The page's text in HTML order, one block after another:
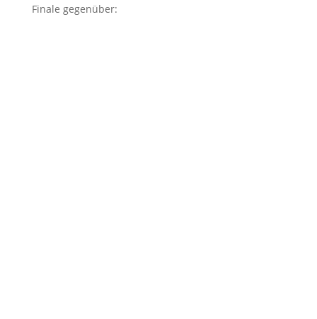
Finale gegenüber: